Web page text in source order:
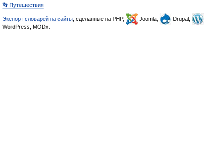
👣 Путешествия
Экспорт словарей на сайты , сделанные на PHP, Joomla,
Drupal,
WordPress, MODx.